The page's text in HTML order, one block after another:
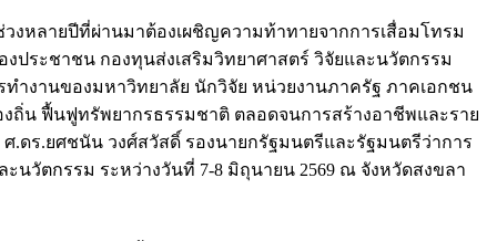
หลายปีที่ผ่านมาต้องเผชิญความท้าทายจากการเสื่อมโทรม
ประชาชน กองทุนส่งเสริมวิทยาศาสตร์ วิจัยและนวัตกรรม
ำงานของมหาวิทยาลัย นักวิจัย หน่วยงานภาครัฐ ภาคเอกชน
ถิ่น ฟื้นฟูทรัพยากรธรรมชาติ ตลอดจนการสร้างอาชีพและราย
ดร.ยศชนัน วงศ์สวัสดิ์ รองนายกรัฐมนตรีและรัฐมนตรีว่าการ
นวัตกรรม ระหว่างวันที่ 7-8 มิถุนายน 2569 ณ จังหวัดสงขลา